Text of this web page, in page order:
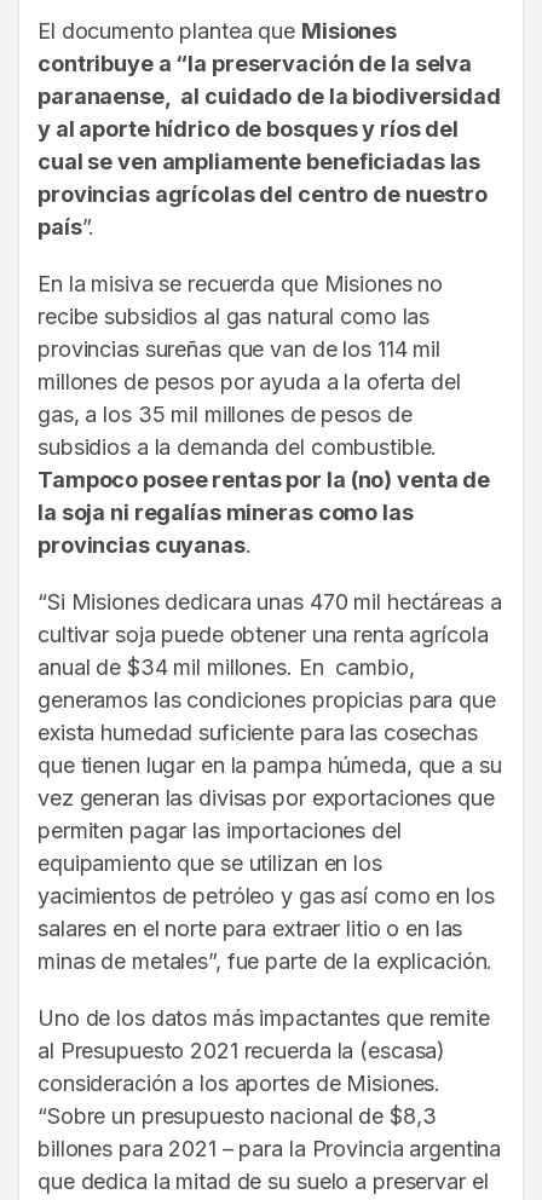
El documento plantea que Misiones
contribuye a “la preservación de la selva
paranaense, al cuidado de la biodiversidad
y al aporte hídrico de bosques y ríos del
cual se ven ampliamente beneficiadas las
provincias agrícolas del centro de nuestro
país”.
En la misiva se recuerda que Misiones no
recibe subsidios al gas natural como las
provincias sureñas que van de los 114 mil
millones de pesos por ayuda a la oferta del
gas, a los 35 mil millones de pesos de
subsidios a la demanda del combustible.
Tampoco posee rentas por la (no) venta de
la soja ni regalías mineras como las
provincias cuyanas.
“Si Misiones dedicara unas 470 mil hectáreas a
cultivar soja puede obtener una renta agrícola
anual de $34 mil millones. En cambio,
generamos las condiciones propicias para que
exista humedad suficiente para las cosechas
que tienen lugar en la pampa húmeda, que a su
vez generan las divisas por exportaciones que
permiten pagar las importaciones del
equipamiento que se utilizan en los
yacimientos de petróleo y gas así como en los
salares en el norte para extraer litio o en las
minas de metales”, fue parte de la explicación.
Uno de los datos más impactantes que remite
al Presupuesto 2021 recuerda la (escasa)
consideración a los aportes de Misiones.
“Sobre un presupuesto nacional de $8,3
billones para 2021 – para la Provincia argentina
que dedica la mitad de su suelo a preservar el